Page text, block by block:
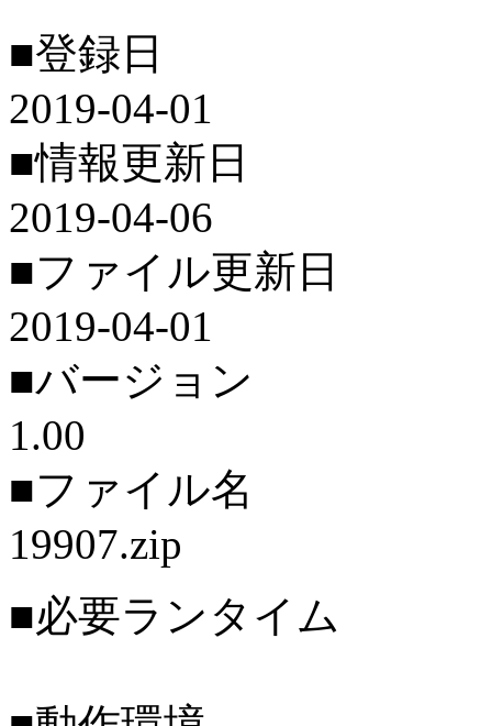
■登録日
2019-04-01
■情報更新日
2019-04-06
■ファイル更新日
2019-04-01
■バージョン
1.00
■ファイル名
19907.zip
■必要ランタイム